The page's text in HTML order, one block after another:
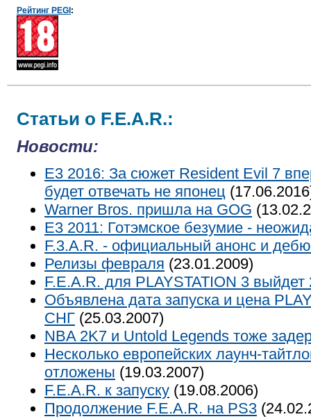
Рейтинг PEGI :
Статьи о F.E.A.R.:
Новости:
E3 2016: За сюжет Resident Evil 7
будет отвечать не японец
Warner Bros. пришла на GOG
E3 2011: Готэмское безумие -
F.3.A.R. - официальный анонс и
Релизы февраля (23.01.2009)
F.E.A.R. для PLAYSTATION 3 выйдет
Объявлена дата запуска и цена
СНГ (25.03.2007)
NBA 2K7 и Untold Legends тоже
Несколько европейских лаунч-
отложены (19.03.2007)
F.E.A.R. к запуску (19.08.2006)
Продолжение F.E.A.R. на PS3